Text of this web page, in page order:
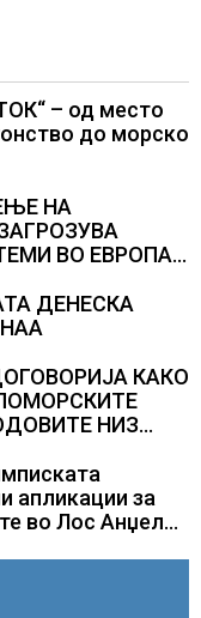
– од место
до морско
НА
ВО ЕВРОПА и
ДЕНЕСКА
КАКО
НИЗ
апликации за
во Лос Анџелес